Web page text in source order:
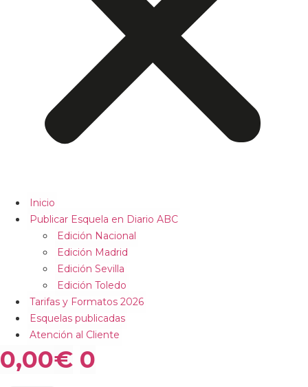
Inicio
Publicar Esquela en Diario ABC
Edición Nacional
Edición Madrid
Edición Sevilla
Edición Toledo
Tarifas y Formatos 2026
Esquelas publicadas
Atención al Cliente
0,00€ 0